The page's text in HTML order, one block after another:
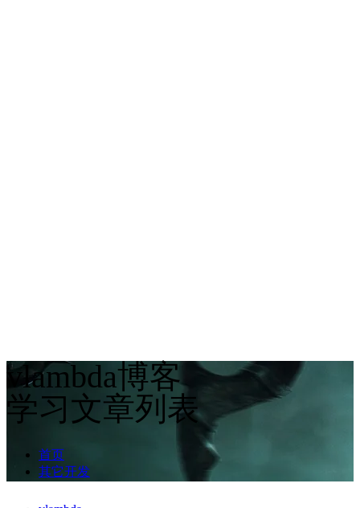
vlambda博客
学习文章列表
首页
其它开发